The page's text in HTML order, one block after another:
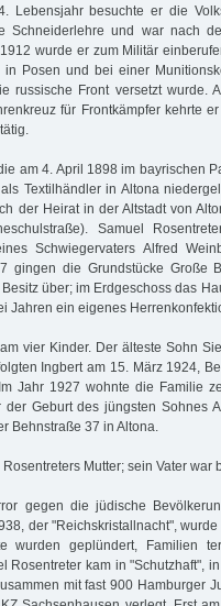
Lebensjahr besuchte er die
Schneiderlehre und war nach
wurde er zum Militär
Posen und bei einer
russische Front versetzt wurde.
für Frontkämpfer kehrte
am 4. April 1898 im bayrischen
Textilhändler in Altona
der Heirat in der Altstadt von
Samuel
Schwiegervaters Alfred
gingen die Grundstücke Große
über; im Erdgeschoss das
Jahren ein eigenes
vier Kinder. Der älteste Sohn
Ingbert am 15. März 1924,
Jahr 1927 wohnte die Familie
Geburt des jüngsten Sohnes
Behnstraße 37 in Altona.
Mutter; sein Vater war
gegen die jüdische
der "Reichskristallnacht",
wurden geplündert, Familien
Rosentreter kam in "Schutzhaft",
mit fast 900 Hamburger